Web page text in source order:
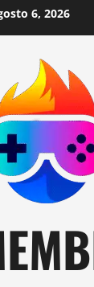
6, 2026